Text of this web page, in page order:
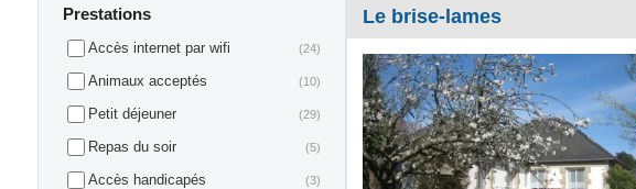
Prestations
Accès internet par wifi (24)
Animaux acceptés (10)
Petit déjeuner (29)
Repas du soir (5)
Accès handicapés (3)
Le brise-lames